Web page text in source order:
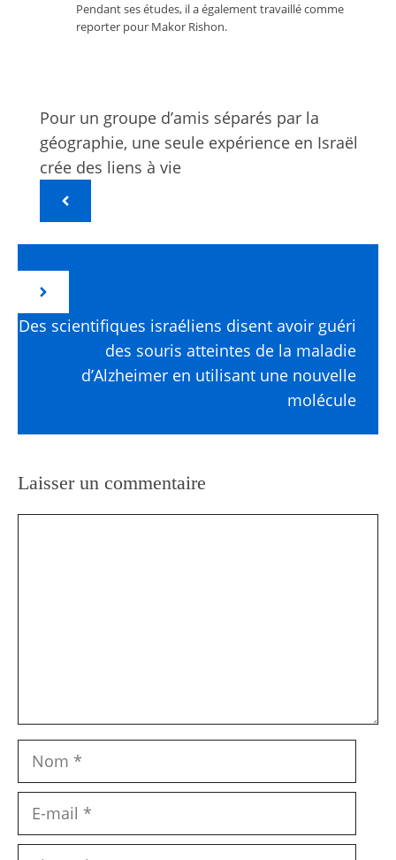
Pendant ses études, il a également travaillé comme
reporter pour Makor Rishon.
Pour un groupe d’amis séparés par la
géographie, une seule expérience en Israël
crée des liens à vie
Des scientifiques israéliens disent avoir guéri
des souris atteintes de la maladie
d’Alzheimer en utilisant une nouvelle
molécule
Laisser un commentaire
Nom